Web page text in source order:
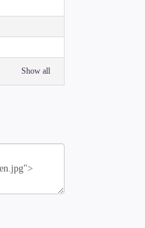
Show all